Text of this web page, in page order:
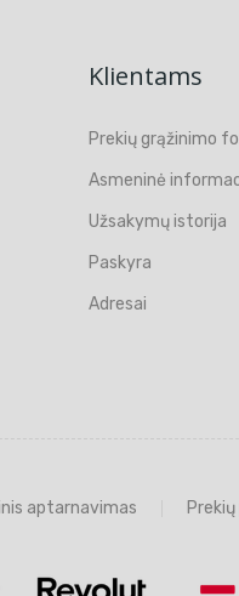
Klientams
Prekių grąžinimo
Asmeninė
Užsakymų istorija
Paskyra
Adresai
aptarnavimas